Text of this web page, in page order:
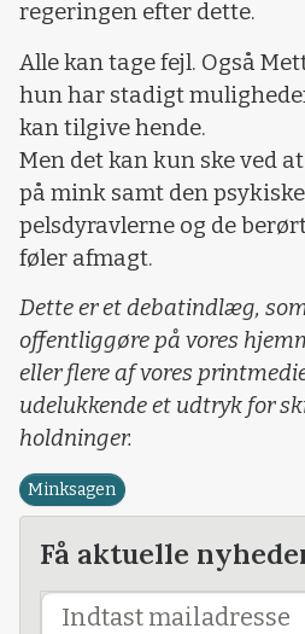
regeringen efter dette.
Alle kan tage fejl. Også
hun har stadigt
kan tilgive hende.
Men det kan kun ske ved
på mink samt den
pelsdyravlerne og de
føler afmagt.
Dette er et debatindlæg,
offentliggøre på vores
eller flere af vores
udelukkende et udtryk for
holdninger.
Minksagen
Få aktuelle